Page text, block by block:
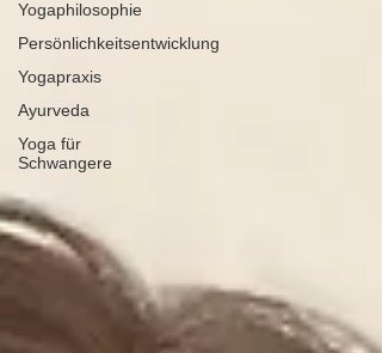
Yogaphilosophie
Persönlichkeitsentwicklung
Yogapraxis
Ayurveda
Yoga für
Schwangere